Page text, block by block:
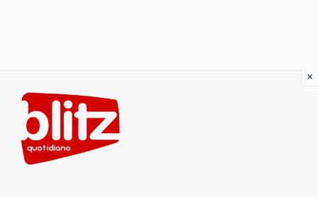
content
×